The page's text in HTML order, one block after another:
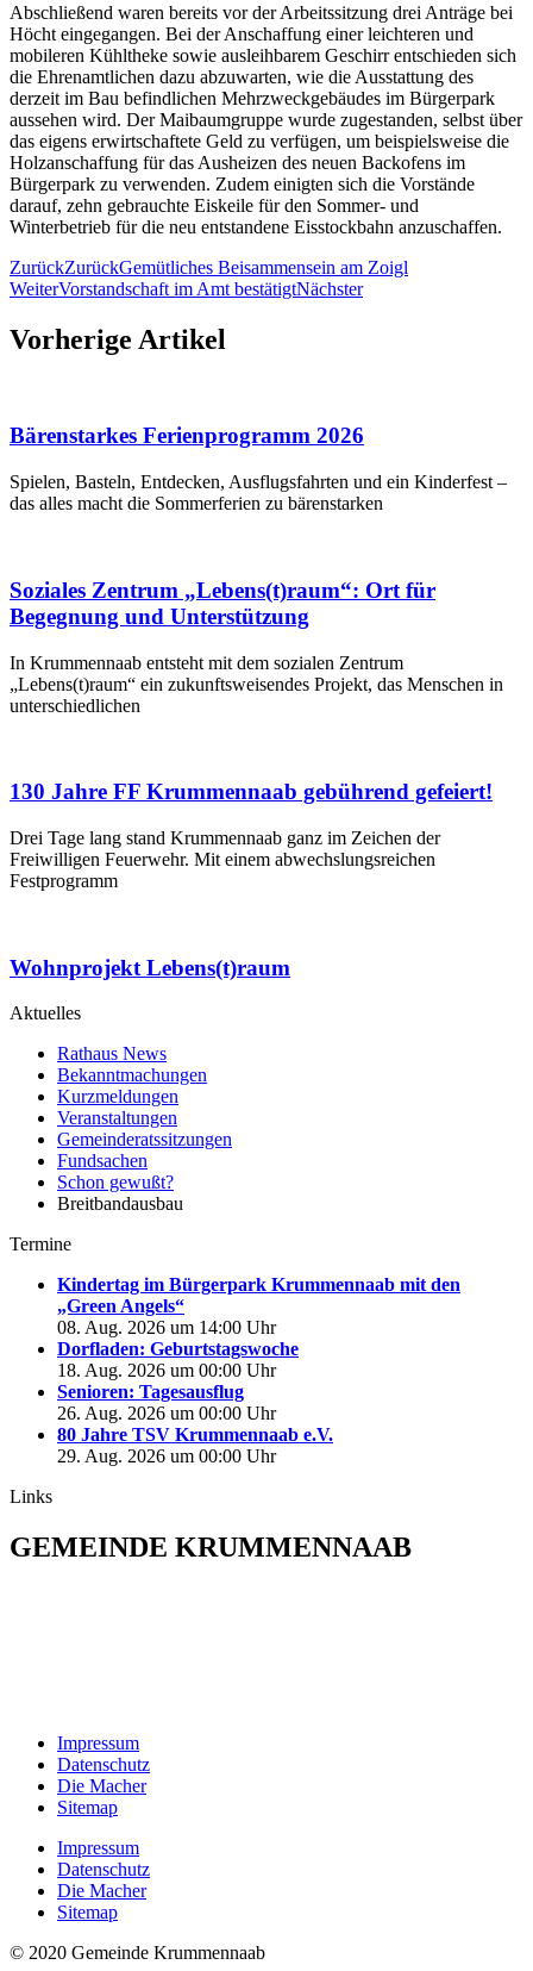
Abschließend waren bereits vor der Arbeitssitzung drei Anträge bei
Höcht eingegangen. Bei der Anschaffung einer leichteren und
mobileren Kühltheke sowie ausleihbarem Geschirr entschieden sich
die Ehrenamtlichen dazu abzuwarten, wie die Ausstattung des
derzeit im Bau befindlichen Mehrzweckgebäudes im Bürgerpark
aussehen wird. Der Maibaumgruppe wurde zugestanden, selbst über
das eigens erwirtschaftete Geld zu verfügen, um beispielsweise die
Holzanschaffung für das Ausheizen des neuen Backofens im
Bürgerpark zu verwenden. Zudem einigten sich die Vorstände
darauf, zehn gebrauchte Eiskeile für den Sommer- und
Winterbetrieb für die neu entstandene Eisstockbahn anzuschaffen.
ZurückZurückGemütliches Beisammensein am Zoigl
WeiterVorstandschaft im Amt bestätigtNächster
Vorherige Artikel
Bärenstarkes Ferienprogramm 2026
Spielen, Basteln, Entdecken, Ausflugsfahrten und ein Kinderfest –
das alles macht die Sommerferien zu bärenstarken
Soziales Zentrum „Lebens(t)raum“: Ort für
Begegnung und Unterstützung
In Krummennaab entsteht mit dem sozialen Zentrum
„Lebens(t)raum“ ein zukunftsweisendes Projekt, das Menschen in
unterschiedlichen
130 Jahre FF Krummennaab gebührend gefeiert!
Drei Tage lang stand Krummennaab ganz im Zeichen der
Freiwilligen Feuerwehr. Mit einem abwechslungsreichen
Festprogramm
Wohnprojekt Lebens(t)raum
Aktuelles
Rathaus News
Bekanntmachungen
Kurzmeldungen
Veranstaltungen
Gemeinderatssitzungen
Fundsachen
Schon gewußt?
Breitbandausbau
Termine
Kindertag im Bürgerpark Krummennaab mit den
„Green Angels“
08. Aug. 2026 um 14:00 Uhr
Dorfladen: Geburtstagswoche
18. Aug. 2026 um 00:00 Uhr
Senioren: Tagesausflug
26. Aug. 2026 um 00:00 Uhr
80 Jahre TSV Krummennaab e.V.
29. Aug. 2026 um 00:00 Uhr
Links
GEMEINDE KRUMMENNAAB
Impressum
Datenschutz
Die Macher
Sitemap
Impressum
Datenschutz
Die Macher
Sitemap
© 2020 Gemeinde Krummennaab